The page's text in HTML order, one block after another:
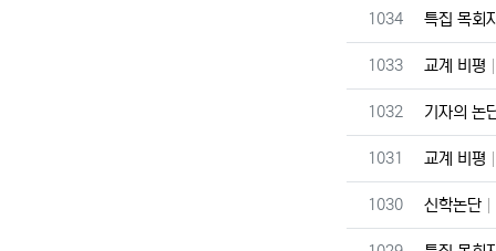
번호
1034 특집 목회
번호
1033 교계 비평
번호
1032 기자의 논
번호
1031 교계 비평
번호
1030 신학논단